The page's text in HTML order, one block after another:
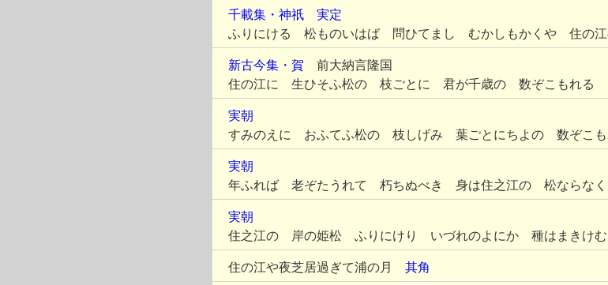
千載集・神祇
実定
ふりにける 松ものいはば 問ひてまし むかしもかくや 住の江
新古今集・賀 前大納言隆国
住の江に 生ひそふ松の 枝ごとに 君が千歳の 数ぞこもれる
実朝
すみのえに おふてふ松の 枝しげみ 葉ごとにちよの 数ぞこも
実朝
年ふれば 老ぞたうれて 朽ちぬべき 身は住之江の 松ならなく
実朝
住之江の 岸の姫松 ふりにけり いづれのよにか 種はまきけむ
住の江や夜芝居過ぎて浦の月 其角